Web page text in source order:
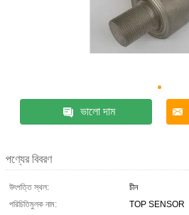
ভালো দাম
পণ্যের বিবরণ
উৎপত্তি স্থল:
চীন
পরিচিতিমুলক নাম:
TOP SENSOR